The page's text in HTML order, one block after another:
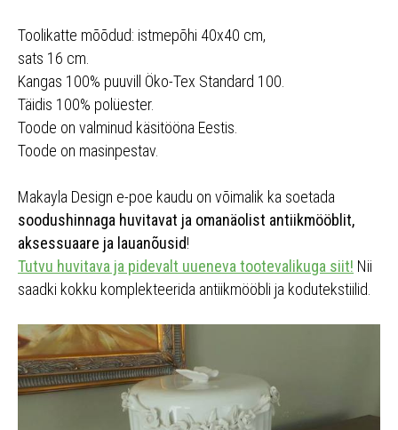
Toolikatte mõõdud: istmepõhi 40x40 cm,
sats 16 cm.
Kangas 100% puuvill Öko-Tex Standard 100.
Täidis 100% polüester.
Toode on valminud käsitööna Eestis.
Toode on masinpestav.
Makayla Design e-poe kaudu on võimalik ka soetada
soodushinnaga huvitavat ja omanäolist antiikmööblit,
aksessuaare ja lauanõusid!
Tutvu huvitava ja pidevalt uueneva tootevalikuga siit! Nii
saadki kokku komplekteerida antiikmööbli ja kodutekstiilid.